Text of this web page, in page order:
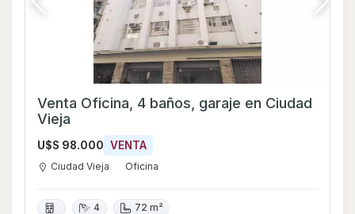
Venta Oficina, 4 baños, garaje en Ciudad
Vieja
U$S 98.000 VENTA
Ciudad Vieja Oficina
4 72 m²